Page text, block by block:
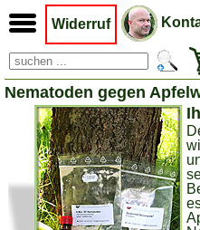
Widerruf
Nematoden gegen